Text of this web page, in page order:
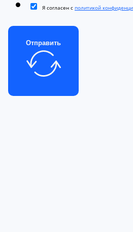
Я согласен с политикой
Отправить